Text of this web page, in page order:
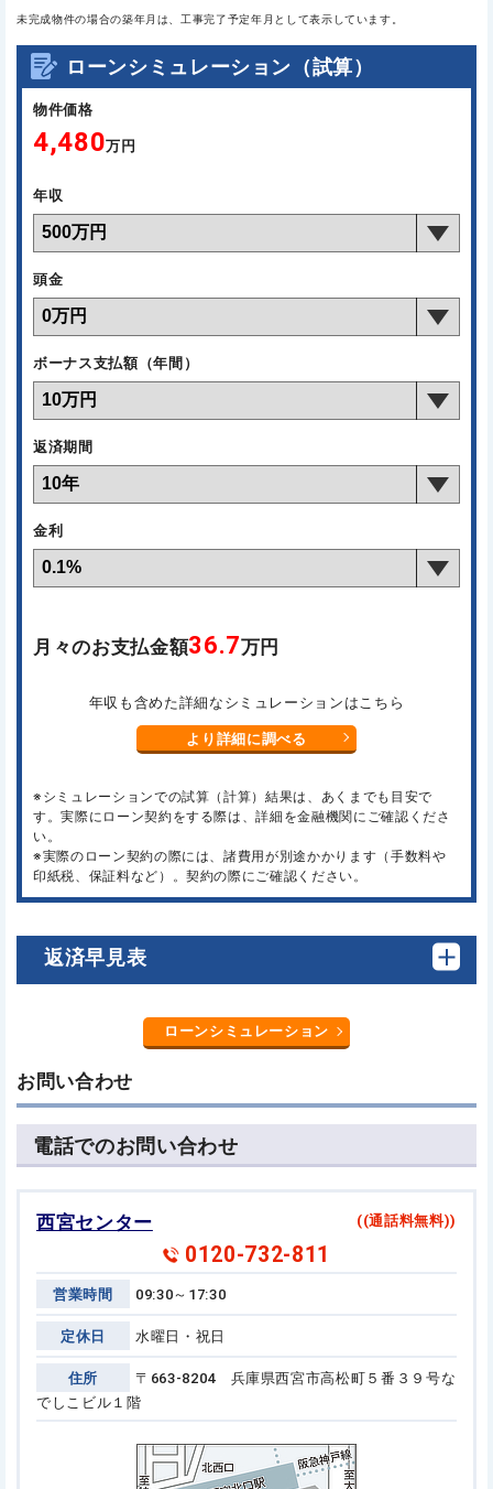
未完成物件の場合の築年月は、工事完了予定年月として表示しています。
ローンシミュレーション（試算）
物件価格
4,480万円
年収
頭金
ボーナス支払額（年間）
返済期間
金利
月々のお支払金額36.7万円
年収も含めた詳細なシミュレーションはこちら
より詳細に調べる
※シミュレーションでの試算（計算）結果は、あくまでも目安で
す。実際にローン契約をする際は、詳細を金融機関にご確認くださ
い。
※実際のローン契約の際には、諸費用が別途かかります（手数料や
印紙税、保証料など）。契約の際にご確認ください。
返済早見表
ローンシミュレーション
お問い合わせ
電話でのお問い合わせ
西宮センター ((通話料無料))
0120-732-811
営業時間 09:30～17:30
定休日 水曜日・祝日
住所 〒663-8204 兵庫県西宮市高松町５番３９号な
でしこビル１階